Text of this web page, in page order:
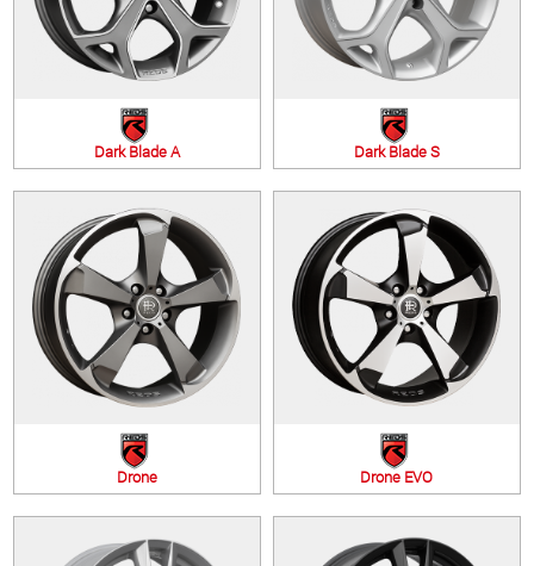
Dark Blade A Dark Blade S
Drone Drone EVO